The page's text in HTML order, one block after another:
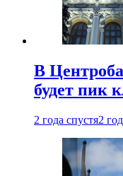
В
будет пик
2 года спустя2